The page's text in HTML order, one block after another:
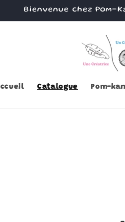
Bienvenue chez Pom-
Catalogue Pom-